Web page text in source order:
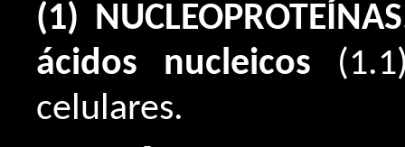
(1)
ácidos nucleicos
celulares.